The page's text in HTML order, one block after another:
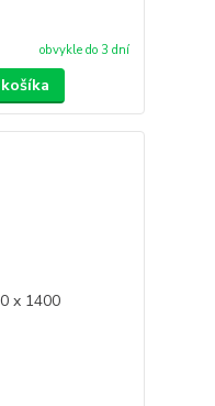
obvykle do 3 dní